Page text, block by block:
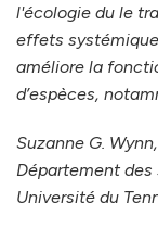
l'écologie du le
effets
améliore la
d’espèces,
Suzanne G.
Département
Université du